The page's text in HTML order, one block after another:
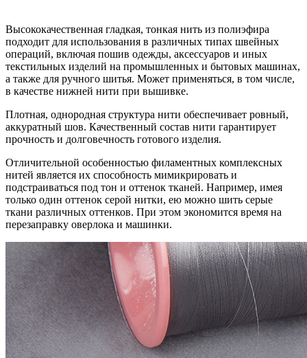
Высококачественная гладкая, тонкая нить из полиэфира
подходит для использования в различных типах швейных
операций, включая пошив одежды, аксессуаров и иных
текстильных изделий на промышленных и бытовых машинах,
а также для ручного шитья. Может применяться, в том числе,
в качестве нижней нити при вышивке.
Плотная, однородная структура нити обеспечивает ровный,
аккуратный шов. Качественный состав нити гарантирует
прочность и долговечность готового изделия.
Отличительной особенностью филаментных комплексных
нитей является их способность мимикрировать и
подстраиваться под тон и оттенок тканей. Например, имея
только один оттенок серой нитки, ею можно шить серые
ткани различных оттенков. При этом экономится время на
перезаправку оверлока и машинки.